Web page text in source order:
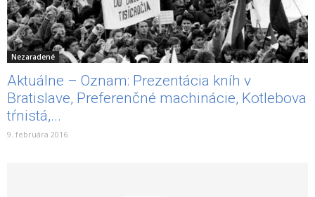
Nezaradené
Aktuálne – Oznam: Prezentácia kníh v
Bratislave, Preferenčné machinácie, Kotlebova
tŕnistá,...
9. februára 2016